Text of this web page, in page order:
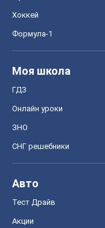
Хоккей
Формула-1
Моя школа
ГДЗ
Онлайн уроки
ЗНО
СНГ решебники
Авто
Тест Драйв
Акции